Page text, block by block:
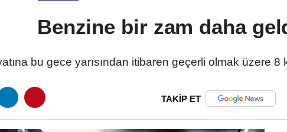
Benzine bir zam daha
bu gece yarısından itibaren geçerli olmak üzere
TAKİP ET